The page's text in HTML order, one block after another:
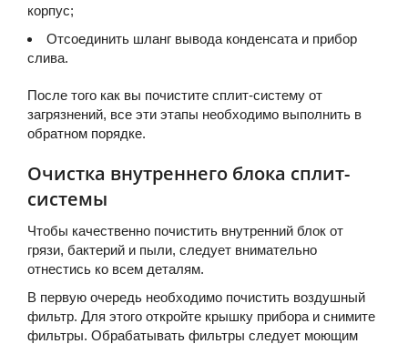
корпус;
Отсоединить шланг вывода конденсата и прибор
слива.
После того как вы почистите сплит-систему от
загрязнений, все эти этапы необходимо выполнить в
обратном порядке.
Очистка внутреннего блока сплит-
системы
Чтобы качественно почистить внутренний блок от
грязи, бактерий и пыли, следует внимательно
отнестись ко всем деталям.
В первую очередь необходимо почистить воздушный
фильтр. Для этого откройте крышку прибора и снимите
фильтры. Обрабатывать фильтры следует моющим